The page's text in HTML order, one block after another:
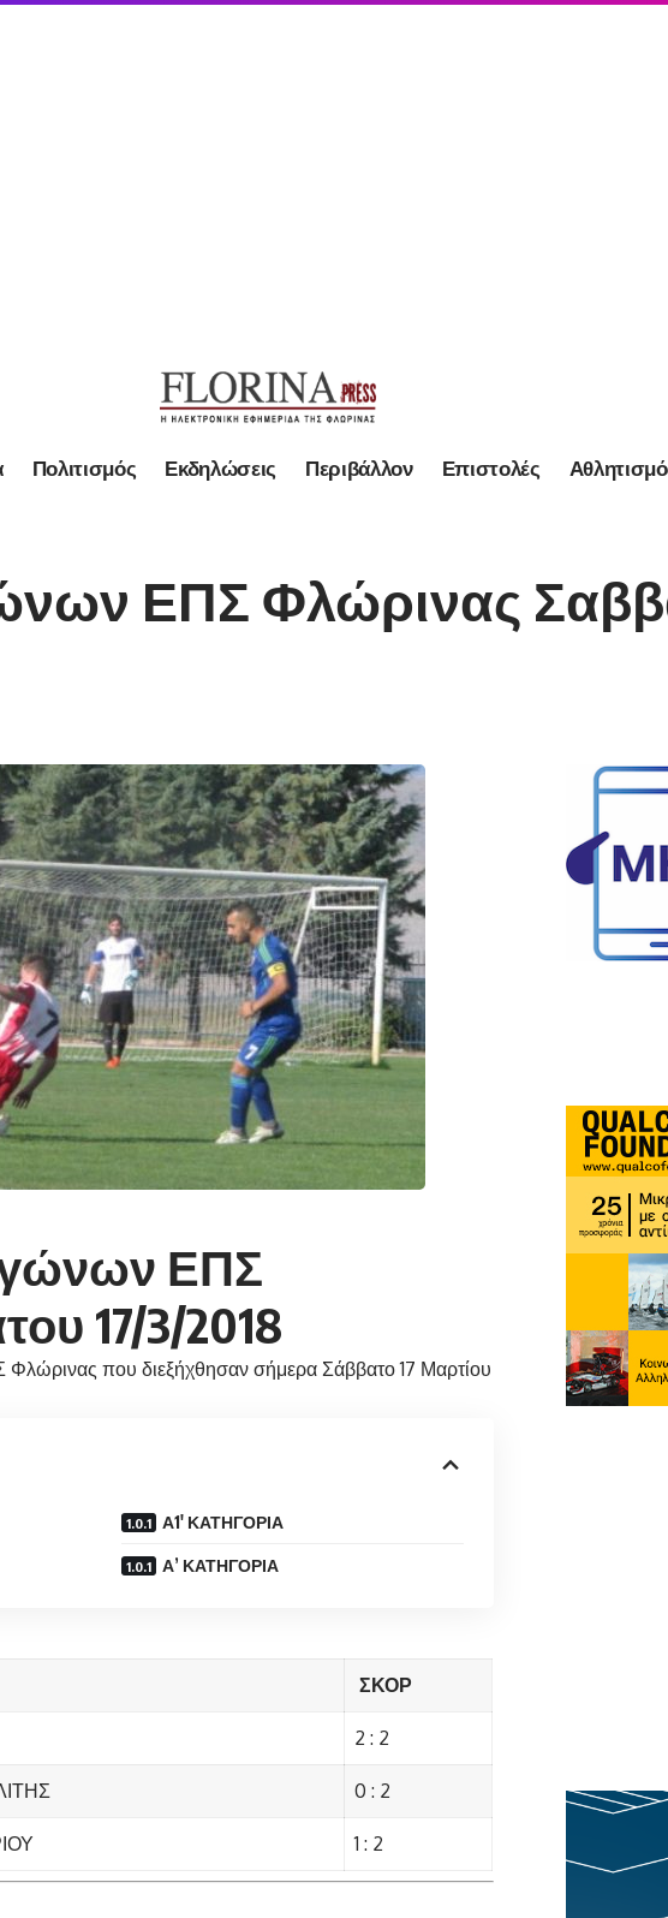
Πολιτισμός Εκδηλώσεις Περιβάλλον Επιστολές
ΕΠΣ Φλώρινας
ΕΠΣ
17/3/2018
που διεξήχθησαν σήμερα Σάββατο 17 Μαρτίου
Α1′ ΚΑΤΗΓΟΡΙΑ
Α’ ΚΑΤΗΓΟΡΙΑ
ΣΚΟΡ
2 : 2
0 : 2
1 : 2